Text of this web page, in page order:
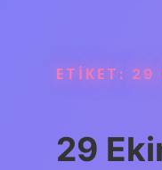
ETIKET: 29
29